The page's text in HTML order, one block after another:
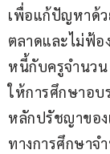
เพื่อแก้ปัญหาด้ว
ตลาดและไม่ฟ้อ
หนี้กับครูจำนวน
ให้การศึกษาอบ
หลักปรัชญาของ
ทางการศึกษาจ